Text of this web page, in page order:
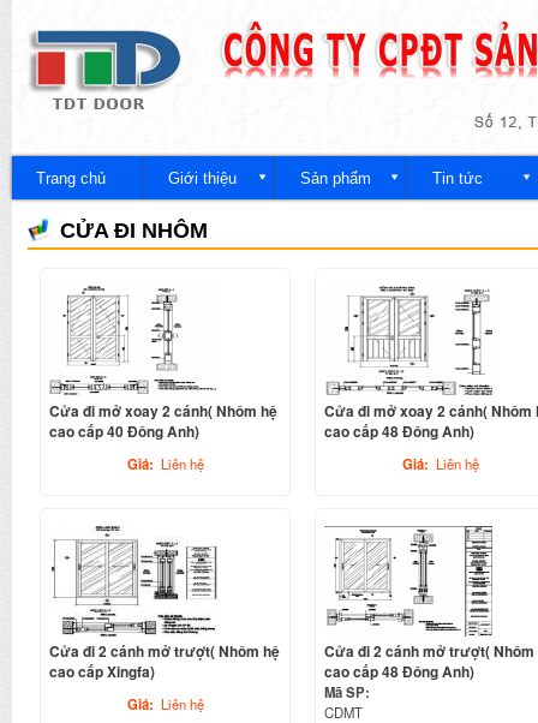
nội
Công
ty
Trang chủ Giới thiệu Sản phẩm Tin tức
CỬA ĐI NHÔM
Cửa đi mở xoay 2 cánh( Nhôm hệ
cao cấp 40 Đông Anh)
Giá: Liên hệ
Cửa đi mở xoay 2 cánh( Nhôm
cao cấp 48 Đông Anh)
Giá: Liên hệ
Cửa đi 2 cánh mở trượt( Nhôm hệ
cao cấp Xingfa)
Giá: Liên hệ
Cửa đi 2 cánh mở trượt( Nhôm
cao cấp 48 Đông Anh)
Mã SP:
CDMT